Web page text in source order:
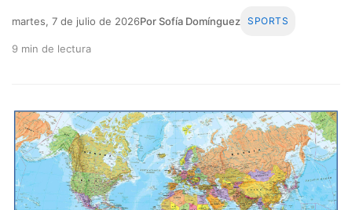
martes, 7 de julio de 2026Por Sofía Domínguez SPORTS
9 min de lectura